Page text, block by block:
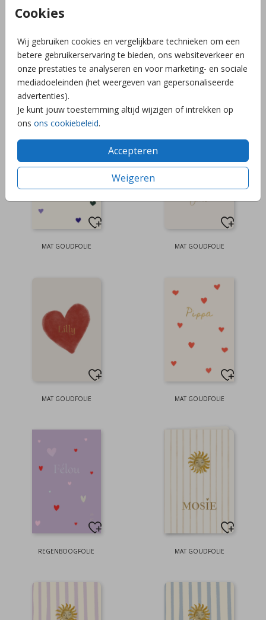
Cookies
Wij gebruiken cookies en vergelijkbare technieken om een
betere gebruikerservaring te bieden, ons websiteverkeer en
onze prestaties te analyseren en voor marketing- en sociale
mediadoeleinden (het weergeven van gepersonaliseerde
advertenties).
Je kunt jouw toestemming altijd wijzigen of intrekken op
ons ons cookiebeleid.
Accepteren
Weigeren
ROSEGOUDFOLIE
MAT GOUDFOLIE MAT GOUDFOLIE
MAT GOUDFOLIE MAT GOUDFOLIE
REGENBOOGFOLIE MAT GOUDFOLIE